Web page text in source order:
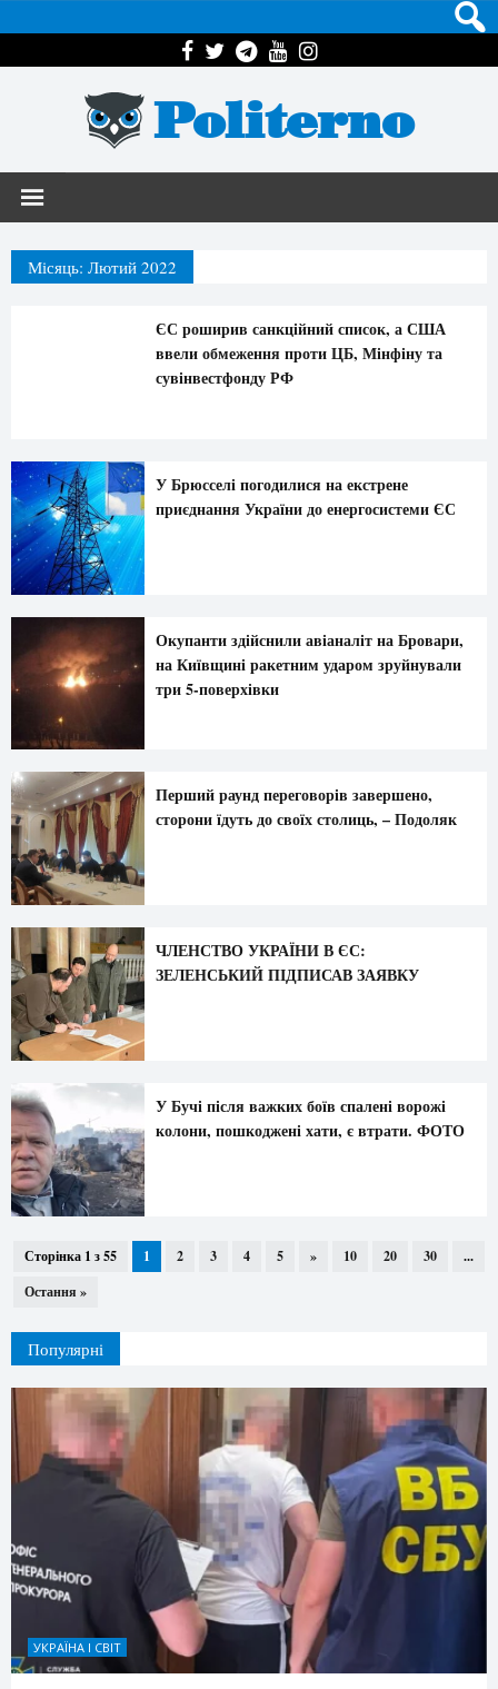
Politerno
Місяць: Лютий 2022
ЄС роширив санкційний список, а США
ввели обмеження проти ЦБ, Мінфіну та
сувінвестфонду РФ
У Брюсселі погодилися на екстрене
приєднання України до енергосистеми ЄС
Окупанти здійснили авіаналіт на Бровари,
на Київщині ракетним ударом зруйнували
три 5-поверхівки
Перший раунд переговорів завершено,
сторони їдуть до своїх столиць, – Подоляк
ЧЛЕНСТВО УКРАЇНИ В ЄС:
ЗЕЛЕНСЬКИЙ ПІДПИСАВ ЗАЯВКУ
У Бучі після важких боїв спалені ворожі
колони, пошкоджені хати, є втрати. ФОТО
Сторінка 1 з 55 1 2 3 4 5 » 10 20 30
...
Остання »
Популярні
УКРАЇНА І СВІТ